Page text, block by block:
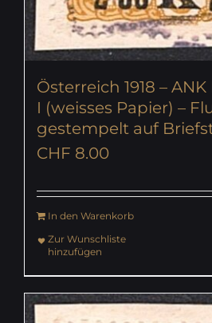
Österreich 1918 –
I (weisses Papier) –
gestempelt auf
CHF 8.00
In den Warenkorb
Zur Wunschliste
hinzufügen